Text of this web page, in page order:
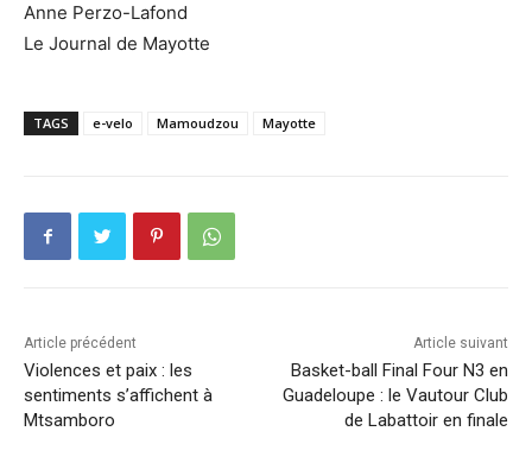
Anne Perzo-Lafond
Le Journal de Mayotte
TAGS e-velo Mamoudzou Mayotte
Article précédent
Violences et paix : les
sentiments s’affichent à
Mtsamboro
Article suivant
Basket-ball Final Four N3 en
Guadeloupe : le Vautour Club
de Labattoir en finale